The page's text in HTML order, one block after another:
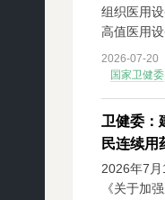
组织医用
高值医用
2026-07-20
国家卫健委
卫健委：
民连续用
2026年7
《关于加